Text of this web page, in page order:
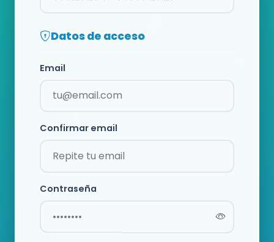
Datos de acceso
Email
Confirmar email
Contraseña